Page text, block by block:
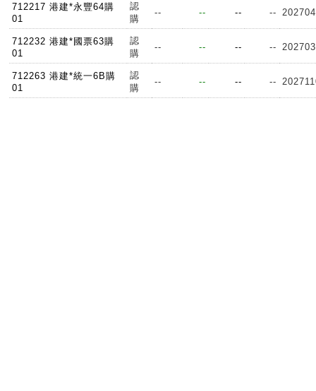
712217 港建*永豐64購
01
認
購
-- -- -- --
712232 港建*國票63購
01
認
購
-- -- -- --
712263 港建*統一6B購
01
認
購
-- -- -- --